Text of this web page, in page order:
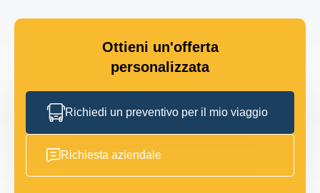
Ottieni un'offerta
personalizzata
Richiedi un preventivo per il mio viaggio
Richiesta aziendale